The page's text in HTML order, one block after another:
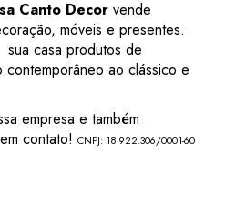
Canto Decor vende
móveis e presentes.
casa produtos de
ao clássico e
empresa e também
contato! CNPJ: 18.922.306/0001-60